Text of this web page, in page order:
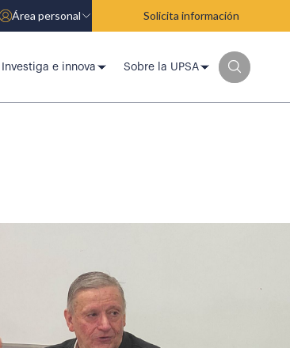
Área personal Solicita información
Investiga e innova Sobre la UPSA